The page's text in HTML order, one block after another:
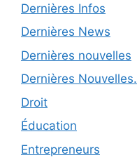
Dernières Infos
Dernières News
Dernières nouvelles
Dernières Nouvelles.
Droit
Éducation
Entrepreneurs